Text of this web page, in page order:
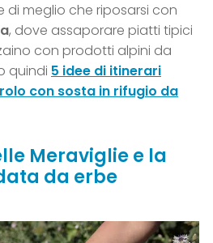
di meglio che riposarsi con
, dove assaporare piatti tipici
con prodotti alpini da
quindi 5 idee di itinerari
con sosta in rifugio da
Meraviglie e la
da erbe